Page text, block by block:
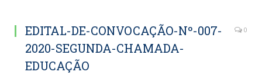
EDITAL-DE-CONVOCAÇÃO-Nº-007-
2020-SEGUNDA-CHAMADA-
EDUCAÇÃO
0